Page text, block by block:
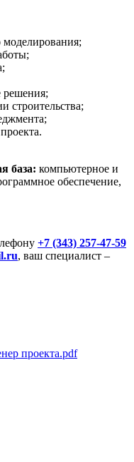
решения;
строительства;
база: компьютерное и
обеспечение,
+7 (343) 257-47-59
, ваш специалист –
проекта.pdf